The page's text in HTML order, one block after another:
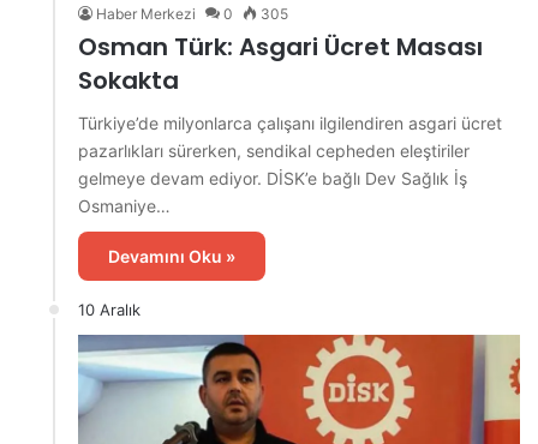
Haber Merkezi 0 305
Osman Türk: Asgari Ücret Masası
Sokakta
Türkiye’de milyonlarca çalışanı ilgilendiren asgari ücret
pazarlıkları sürerken, sendikal cepheden eleştiriler
gelmeye devam ediyor. DİSK’e bağlı Dev Sağlık İş
Osmaniye…
Devamını Oku »
10 Aralık